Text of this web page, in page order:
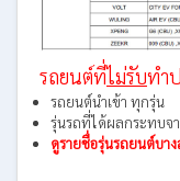
รถยนต์ที่ไม่รับทำ
รถยนต์นำเข้า ทุกรุ่น
รุ่นรถที่ได้ผลกระทบจ
ดูรายชื่อรุ่นรถยนต์บา